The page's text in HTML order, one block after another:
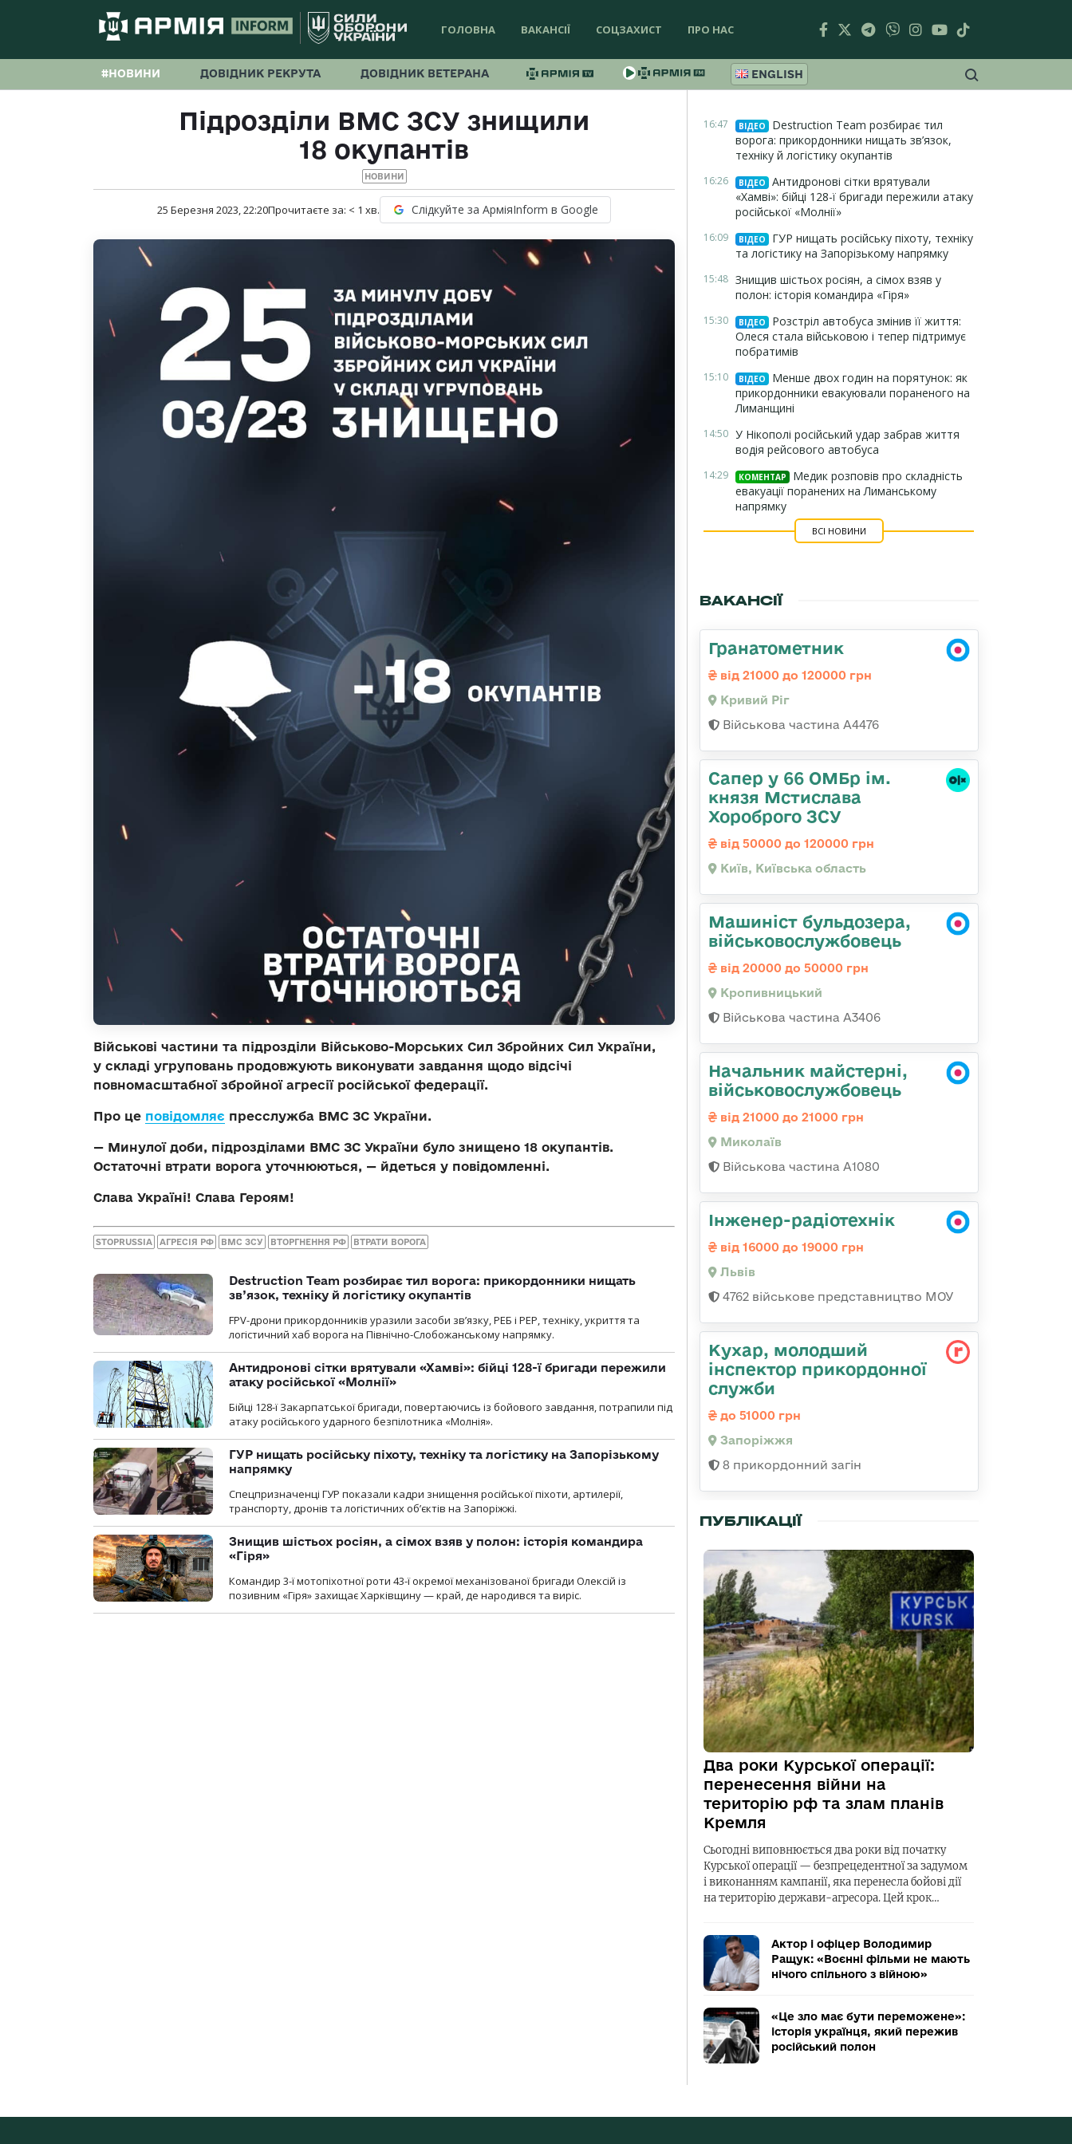
ГОЛОВНА ВАКАНСІЇ СОЦЗАХИСТ ПРО НАС
#НОВИНИ ДОВІДНИК РЕКРУТА ДОВІДНИК ВЕТЕРАНА ENGLISH
Підрозділи ВМС ЗСУ знищили
18 окупантів
НОВИНИ
25 Березня 2023, 22:20Прочитаєте за: < 1 хв. Слідкуйте за АрміяInform в Google
Військові частини та підрозділи Військово-Морських Сил Збройних Сил України,
у складі угруповань продовжують виконувати завдання щодо відсічі
повномасштабної збройної агресії російської федерації.
Про це повідомляє пресслужба ВМС ЗС України.
— Минулої доби, підрозділами ВМС ЗС України було знищено 18 окупантів.
Остаточні втрати ворога уточнюються, — йдеться у повідомленні.
Слава Україні! Слава Героям!
STOPRUSSIA АГРЕСІЯ РФ ВМС ЗСУ ВТОРГНЕННЯ РФ ВТРАТИ ВОРОГА
Destruction Team розбирає тил ворога: прикордонники нищать
зв’язок, техніку й логістику окупантів
FPV-дрони прикордонників уразили засоби зв’язку, РЕБ і РЕР, техніку, укриття та
логістичний хаб ворога на Північно-Слобожанському напрямку.
Антидронові сітки врятували «Хамві»: бійці 128-ї бригади пережили
атаку російської «Молнії»
Бійці 128-ї Закарпатської бригади, повертаючись із бойового завдання, потрапили під
атаку російського ударного безпілотника «Молнія».
ГУР нищать російську піхоту, техніку та логістику на Запорізькому
напрямку
Спецпризначенці ГУР показали кадри знищення російської піхоти, артилерії,
транспорту, дронів та логістичних об’єктів на Запоріжжі.
Знищив шістьох росіян, а сімох взяв у полон: історія командира
«Гіря»
Командир 3-ї мотопіхотної роти 43-ї окремої механізованої бригади Олексій із
позивним «Гіря» захищає Харківщину — край, де народився та виріс.
16:47 ВІДЕО
Destruction Team розбирає тил
ворога: прикордонники нищать зв’язок,
техніку й логістику окупантів
16:26 ВІДЕО
Антидронові сітки врятували
«Хамві»: бійці 128-ї бригади пережили атаку
російської «Молнії»
16:09 ВІДЕО
ГУР нищать російську піхоту, техніку
та логістику на Запорізькому напрямку
15:48 Знищив шістьох росіян, а сімох взяв у
полон: історія командира «Гіря»
15:30 ВІДЕО
Розстріл автобуса змінив її життя:
Олеся стала військовою і тепер підтримує
побратимів
15:10 ВІДЕО
Менше двох годин на порятунок: як
прикордонники евакуювали пораненого на
Лиманщині
14:50 У Нікополі російський удар забрав життя
водія рейсового автобуса
14:29 КОМЕНТАР
Медик розповів про складність
евакуації поранених на Лиманському
напрямку
ВСІ НОВИНИ
ВАКАНСІЇ
Гранатометник
від 21000 до 120000 грн
Кривий Ріг
Військова частина А4476
Сапер у 66 ОМБр ім.
князя Мстислава
Хороброго ЗСУ
від 50000 до 120000 грн
Київ, Київська область
Машиніст бульдозера,
військовослужбовець
від 20000 до 50000 грн
Кропивницький
Військова частина А3406
Начальник майстерні,
військовослужбовець
від 21000 до 21000 грн
Миколаїв
Військова частина А1080
Інженер-радіотехнік
від 16000 до 19000 грн
Львів
4762 військове представництво МОУ
Кухар, молодший
інспектор прикордонної
служби
до 51000 грн
Запоріжжя
8 прикордонний загін
ПУБЛІКАЦІЇ
Два роки Курської операції:
перенесення війни на
територію рф та злам планів
Кремля
Сьогодні виповнюється два роки від початку
Курської операції — безпрецедентної за задумом
і виконанням кампанії, яка перенесла бойові дії
на територію держави-агресора. Цей крок…
Актор і офіцер Володимир
Ращук: «Воєнні фільми не мають
нічого спільного з війною»
«Це зло має бути переможене»:
історія українця, який пережив
російський полон